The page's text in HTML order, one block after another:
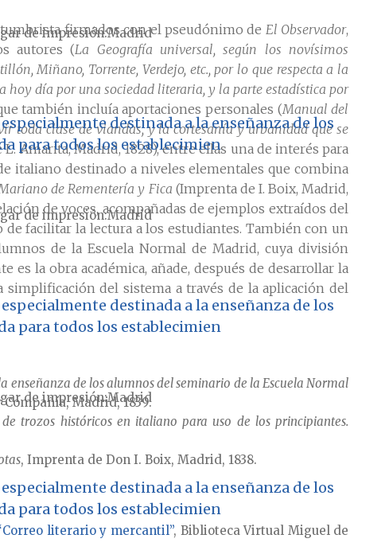
firmados con el pseudónimo de El Observador,
autores (La Geografía universal, según los novísimos
Miñano, Torrente, Verdejo, etc., por lo que respecta a la
hoy día por una sociedad literaria, y la parte estadística por
también incluía aportaciones personales (Manual del
toda clase de viandas, y la cortesanía y urbanidad que se
L. Amarita, Madrid, 1828), entre ellas una de interés para
italiano destinado a niveles elementales que combina
de Rementería y Fica (Imprenta de I. Boix, Madrid,
de voces, acompañadas de ejemplos extraídos del
de facilitar la lectura a los estudiantes. También con un
de la Escuela Normal de Madrid, cuya división
la obra académica, añade, después de desarrollar la
del sistema a través de la aplicación del
enseñanza de los alumnos del seminario de la Escuela Normal
Madrid, 1839.
trozos históricos en italiano para uso de los principiantes.
, Imprenta de Don I. Boix, Madrid, 1838.
literario y mercantil”, Biblioteca Virtual Miguel de
de impresión Madrid
destinada a la enseñanza de los
para todos los establecimien
de impresión Madrid
destinada a la enseñanza de los
para todos los establecimien
de impresión Madrid
destinada a la enseñanza de los
para todos los establecimien